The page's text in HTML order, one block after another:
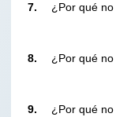
7. ¿Por qué
8. ¿Por qué
9. ¿Por qué